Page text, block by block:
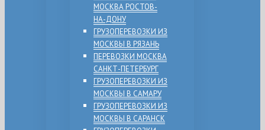
МОСКВА РОСТОВ-
НА-ДОНУ
ГРУЗОПЕРЕВОЗКИ ИЗ
МОСКВЫ В РЯЗАНЬ
ПЕРЕВОЗКИ МОСКВА
САНКТ-ПЕТЕРБУРГ
ГРУЗОПЕРЕВОЗКИ ИЗ
МОСКВЫ В САМАРУ
ГРУЗОПЕРЕВОЗКИ ИЗ
МОСКВЫ В САРАНСК